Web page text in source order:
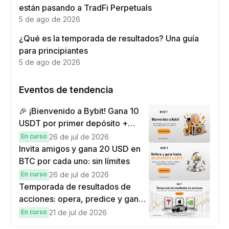
están pasando a TradFi Perpetuals
5 de ago de 2026
¿Qué es la temporada de resultados? Una guía
para principiantes
5 de ago de 2026
Eventos de tendencia
🎉 ¡Bienvenido a Bybit! Gana 10
USDT por primer depósito +
hasta 9,999 USDT en
recompensas
En curso 26 de jul de 2026
Invita amigos y gana 20 USD en
BTC por cada uno: sin límites
En curso 26 de jul de 2026
Temporada de resultados de
acciones: opera, predice y gana
una Cybertruck.
En curso 21 de jul de 2026